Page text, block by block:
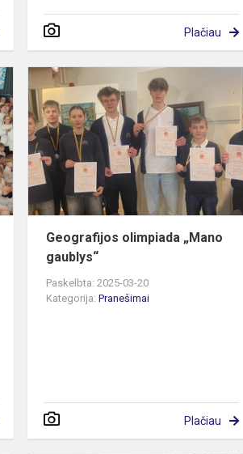
Plačiau
Festivalis
„Šokių
jūra”
Geografijos olimpiada „Mano
gaublys“
Paskelbta: 2025-03-20
Kategorija:Pranešimai
Plačiau